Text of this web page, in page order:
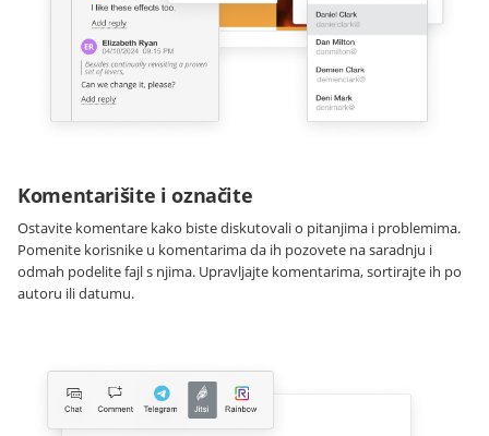
Komentarišite i označite
Ostavite komentare kako biste diskutovali o pitanjima i problemima.
Pomenite korisnike u komentarima da ih pozovete na saradnju i
odmah podelite fajl s njima. Upravljajte komentarima, sortirajte ih po
autoru ili datumu.